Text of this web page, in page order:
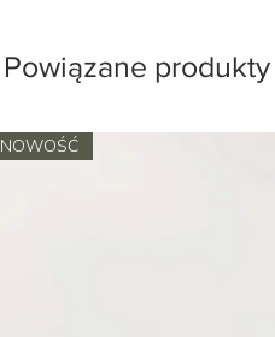
Powiązane produkty
NOWOŚĆ